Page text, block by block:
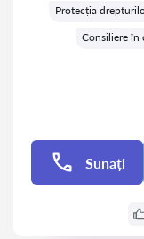
Protecția
Consiliere în
Sunați